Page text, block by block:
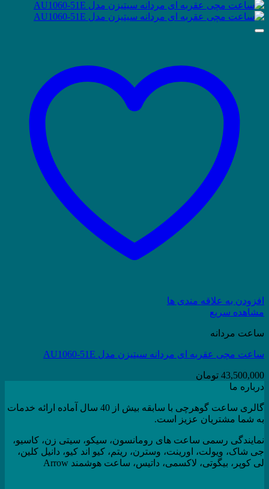
افزودن به علاقه مندی ها
مشاهده سریع
ساعت مردانه
ساعت مچی عقربه ای مردانه سیتیزن مدل AU1060-51E
43,500,000 تومان
درباره ما
گالری ساعت گوهرچی با سابقه بیش از 40 سال آماده ارائه خدمات
به شما مشتریان عزیز است.
نمایندگی رسمی ساعت های رومانسون، سیکو، سیتی زن، کاسیو،
جی شاک، ویولت، اورینت، وسترن، ریتم، کیو اند کیو، دانیل کلین،
لی کوپر، بیگوتی، لاکسمی، داتیس، ساعت هوشمند Arrow